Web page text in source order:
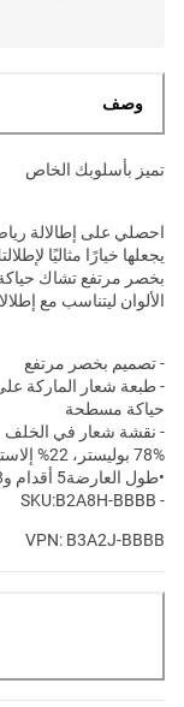
وصف
تميز بأسلوبك الخاص
احصلي على إطالالة
يجعلها خيارًا مثاليًا
بخصر مرتفع تشاك
الألوان ليتناسب مع
- تصميم بخصر مرتفع
- طبعة شعار الماركة
حياكة مسطحة
- نقشة شعار في الخلف
78% بوليستر، 22% إلاستودين.
•طول العارضة5 أقدام و8 بوصة (173 سم) وترتدي مقاسXS
- SKU:B2A8H-BBBB
VPN: B3A2J-BBBB